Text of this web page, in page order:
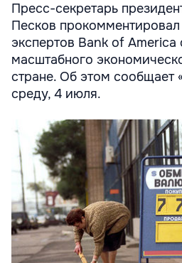
Пресс-секретарь
Песков
экспертов Bank of America
масштабного
стране. Об этом сообщает
среду, 4 июля.